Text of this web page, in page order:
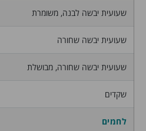
שעועית יבשה לבנה, משומרת
שעועית יבשה שחורה
שעועית יבשה שחורה, מבושלת
שקדים
לחמים